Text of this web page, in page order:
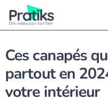
Ces canapés
partout en
votre intérieur